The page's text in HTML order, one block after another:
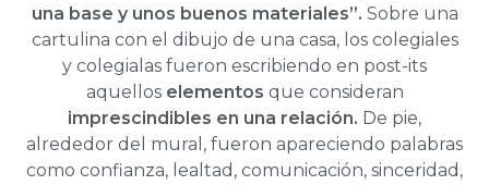
una base y unos buenos materiales”. Sobre una
cartulina con el dibujo de una casa, los colegiales
y colegialas fueron escribiendo en post-its
aquellos elementos que consideran
imprescindibles en una relación. De pie,
alrededor del mural, fueron apareciendo palabras
como confianza, lealtad, comunicación, sinceridad,